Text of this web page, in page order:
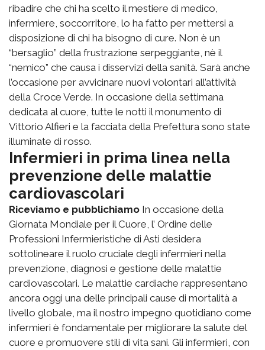
ribadire che chi ha scelto il mestiere di medico,
infermiere, soccorritore, lo ha fatto per mettersi a
disposizione di chi ha bisogno di cure. Non è un
“bersaglio” della frustrazione serpeggiante, nè il
“nemico” che causa i disservizi della sanità. Sarà anche
l’occasione per avvicinare nuovi volontari all’attività
della Croce Verde. In occasione della settimana
dedicata al cuore, tutte le notti il monumento di
Vittorio Alfieri e la facciata della Prefettura sono state
illuminate di rosso.
Infermieri in prima linea nella
prevenzione delle malattie
cardiovascolari
Riceviamo e pubblichiamo In occasione della
Giornata Mondiale per il Cuore, l’ Ordine delle
Professioni Infermieristiche di Asti desidera
sottolineare il ruolo cruciale degli infermieri nella
prevenzione, diagnosi e gestione delle malattie
cardiovascolari. Le malattie cardiache rappresentano
ancora oggi una delle principali cause di mortalità a
livello globale, ma il nostro impegno quotidiano come
infermieri è fondamentale per migliorare la salute del
cuore e promuovere stili di vita sani. Gli infermieri, con